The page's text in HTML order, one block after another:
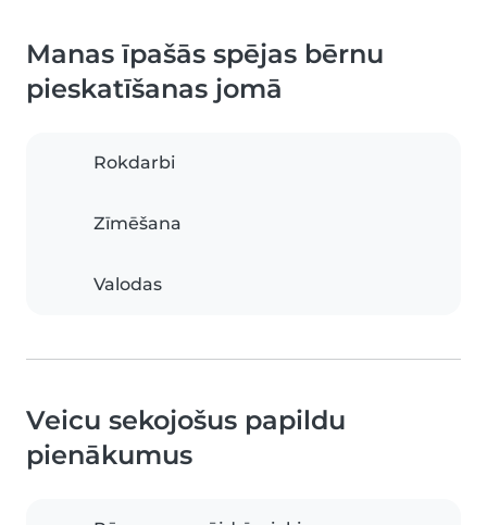
Manas īpašās spējas bērnu
pieskatīšanas jomā
Rokdarbi
Zīmēšana
Valodas
Veicu sekojošus papildu
pienākumus